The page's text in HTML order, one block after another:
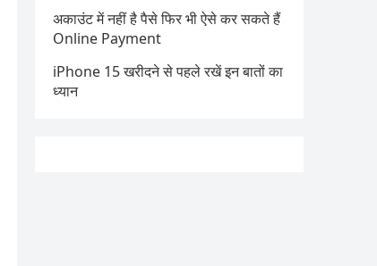
अकाउंट में नहीं है पैसे फिर भी ऐसे कर सकते हैं
Online Payment
iPhone 15 खरीदने से पहले रखें इन बातों का
ध्यान